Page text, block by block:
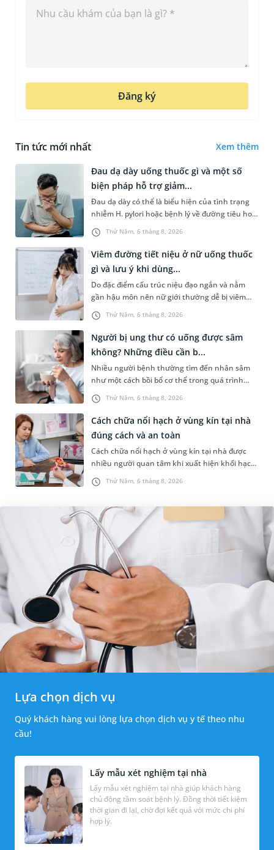
Đăng ký
Tin tức mới nhất Xem thêm
Thứ Năm, 6 tháng 8, 2026
Đau dạ dày uống thuốc gì và một số
biện pháp hỗ trợ giảm...
Đau dạ dày có thể là biểu hiện của tình trạng
nhiễm H. pylori hoặc bệnh lý về đường tiêu hoá
khác. Dựa theo nguyên nhân cụ thể, bác sĩ sẽ
cân nhắc chỉ định p...
Thứ Năm, 6 tháng 8, 2026
Viêm đường tiết niệu ở nữ uống thuốc
gì và lưu ý khi dùng...
Do đặc điểm cấu trúc niệu đạo ngắn và nằm
gần hậu môn nên nữ giới thường dễ bị viêm
đường tiết niệu hơn nam giới. Tùy theo nguyên
nhân, mức độ nhiễm trùng và...
Thứ Năm, 6 tháng 8, 2026
Người bị ung thư có uống được sâm
không? Những điều cần b...
Nhiều người bệnh thường tìm đến nhân sâm
như một cách bồi bổ cơ thể trong quá trình
điều trị ung thư. Tuy nhiên, câu hỏi người bị
ung thư có uống được sâm kh...
Thứ Năm, 6 tháng 8, 2026
Cách chữa nổi hạch ở vùng kín tại nhà
đúng cách và an toàn
Cách chữa nổi hạch ở vùng kín tại nhà được
nhiều người quan tâm khi xuất hiện khối hạch
nhỏ ở vùng bẹn hoặc cơ quan sinh dục. Nếu
hạch mới xuất hiện, kích th...
Lựa chọn dịch vụ
Quý khách hàng vui lòng lựa chọn dịch vụ y tế theo nhu
cầu!
Lấy mẫu xét nghiệm tại nhà
Lấy mẫu xét nghiệm tại nhà giúp khách hàng
chủ động tầm soát bệnh lý. Đồng thời tiết kiệm
thời gian đi lại, chờ đợi kết quả với mức chi phí
hợp lý.